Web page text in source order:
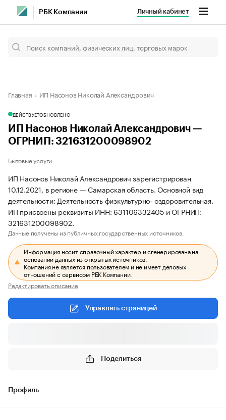
РБК Компании Личный кабинет
Главная ИП Насонов Николай Александрович
ДЕЙСТВУЕТОБНОВЛЕНО
ИП Насонов Николай Александрович —
ОГРНИП: 321631200098902
Бытовые услуги
ИП Насонов Николай Александрович зарегистрирован
10.12.2021, в регионе — Самарская область. Основной вид
деятельности: Деятельность физкультурно- оздоровительная.
ИП присвоены реквизиты ИНН: 631106332405 и ОГРНИП:
321631200098902.
Данные получены из публичных государственных источников.
Информация носит справочный характер и сгенерирована на
основании данных из открытых источников.
Компания не является пользователем и не имеет деловых
отношений с сервисом РБК Компании.
Редактировать описание
Управлять страницей
Поделиться
Профиль